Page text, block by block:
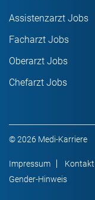
Assistenzarzt Jobs
Facharzt Jobs
Oberarzt Jobs
Chefarzt Jobs
© 2026 Medi-Karriere
Impressum Kontakt
Gender-Hinweis